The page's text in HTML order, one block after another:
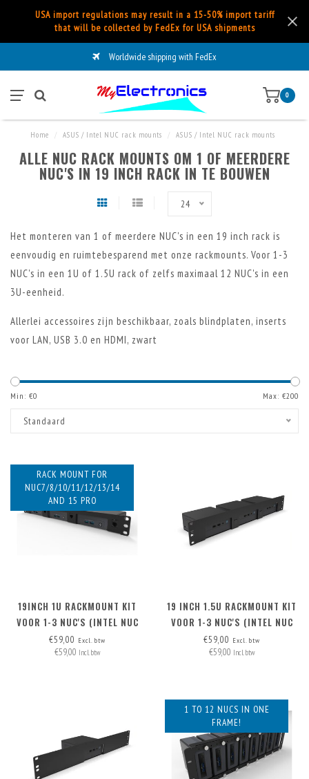
USA import regulations may result in a 15-50% import tariff
that will be collected by FedEx for USA shipments
Worldwide shipping with FedEx
0
Home ASUS / Intel NUC rack mounts ASUS / Intel NUC rack mounts
ALLE NUC RACK MOUNTS OM 1 OF MEERDERE
NUC'S IN 19 INCH RACK IN TE BOUWEN
24
Het monteren van 1 of meerdere NUC's in een 19 inch rack is
eenvoudig en ruimtebesparend met onze rackmounts. Voor 1-3
NUC's in een 1U of 1.5U rack of zelfs maximaal 12 NUC's in een
3U-eenheid.
Allerlei accessoires zijn beschikbaar, zoals blindplaten, inserts
voor LAN, USB 3.0 en HDMI, zwart
Min: €0 Max: €200
Standaard
RACK MOUNT FOR
NUC7/8/10/11/12/13/14
AND 15 PRO
19INCH 1U RACKMOUNT KIT
VOOR 1-3 NUC'S (INTEL NUC
MINIPC)
€59,00 Excl. btw
€59,00 Incl. btw
19 INCH 1.5U RACKMOUNT KIT
VOOR 1-3 NUC'S (INTEL NUC
MINIPC)
€59,00 Excl. btw
€59,00 Incl. btw
1 TO 12 NUCS IN ONE
FRAME!